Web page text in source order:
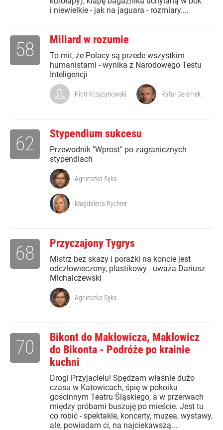
i niewielkie - jak na jaguara - rozmiary....
Miliard w rozumie
To mit, że Polacy są przede wszystkim
humanistami - wynika z Narodowego Testu
Inteligencji
58
Piotr Krzyżanowski Rafał Geremek
Stypendium sukcesu
Przewodnik "Wprost" po zagranicznych
stypendiach
62
Agnieszka Sijka
Magdalena Rychter
Przyczajony Tygrys
Mistrz bez skazy i porażki na koncie jest
odczłowieczony, plastikowy - uważa Dariusz
Michalczewski
68
Agnieszka Sijka
Bikont do Makłowicza, Makłowicz
do Bikonta - Podróże po krainie
kuchni
Drogi Przyjacielu! Spędzam właśnie dużo
czasu w Katowicach, śpię w pokoiku
gościnnym Teatru Śląskiego, a w przerwach
między próbami buszuję po mieście. Jest tu
co robić - spektakle, koncerty, muzea, wystawy,
ale, powiadam ci, na najciekawszą...
70